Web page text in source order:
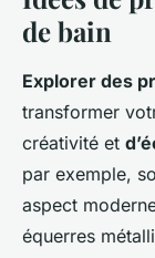
de bain
Explorer des
transformer
créativité et
par exemple,
aspect
équerres